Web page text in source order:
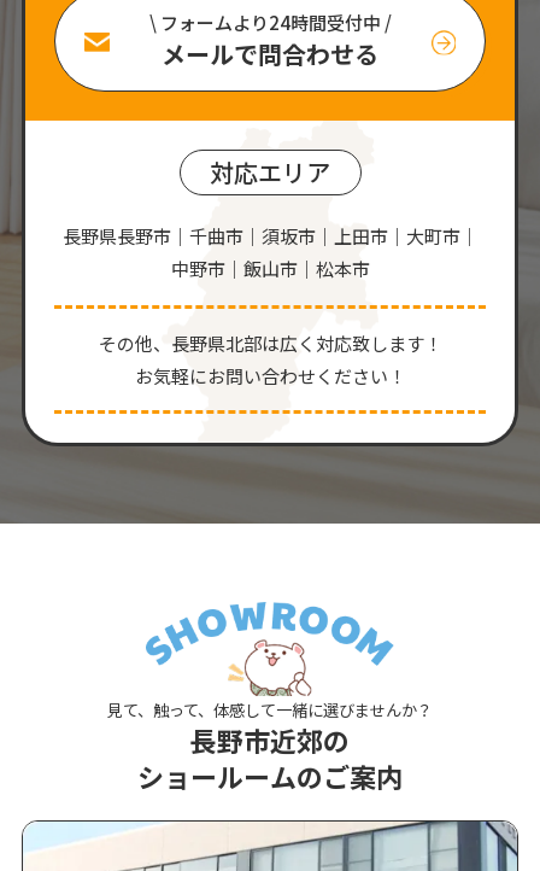
\ フォームより24時間受付中 /
メールで問合わせる
対応エリア
長野県長野市｜千曲市｜須坂市｜上田市｜大町市｜
中野市｜飯山市｜松本市
その他、⻑野県北部は広く対応致します！
お気軽にお問い合わせください！
見て、触って、体感して一緒に選びませんか？
長野市近郊の
ショールームのご案内